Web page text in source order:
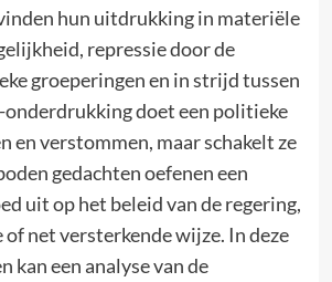
hun uitdrukking in materiële
repressie door de
groeperingen en in strijd tussen
doet een politieke
en verstommen, maar schakelt ze
gedachten oefenen een
uit op het beleid van de regering,
net versterkende wijze. In deze
kan een analyse van de